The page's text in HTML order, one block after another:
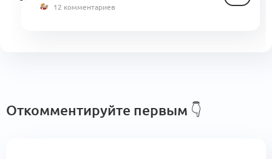
12 комментариев
Откомментируйте первым 👇